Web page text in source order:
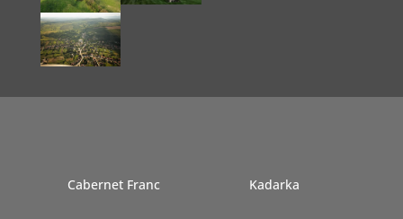
Cabernet Franc Kadarka